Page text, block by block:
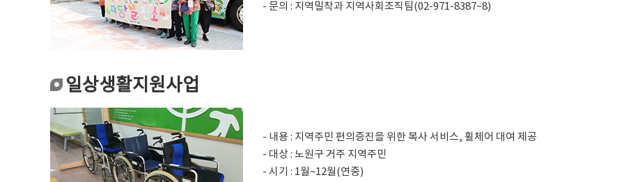
- 문의 : 지역밀착과 지역사회조직팀(02-971-8387~8)
일상생활지원사업
- 내용 : 지역주민 편의증진을 위한 복사 서비스, 휠체어 대여 제공
- 대상 : 노원구 거주 지역주민
- 시기 : 1월~12월(연중)